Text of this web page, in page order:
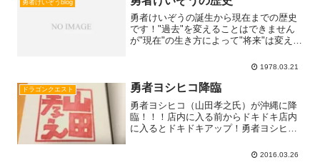
（守秘義務に抵触するRead more...
勇者けいぞうblog
勇者けいぞうの誕生から現在までの歴史
です！"過去"を変えることはできません
が"現在"の生き方によって"将来"は変える
にて誕生1990.03 人吉市立西瀬小学校
more...
1978.03.21
ドラゴンクエスト 勇者ヨシヒコ降臨
勇者ヨシヒコ（山田孝之氏）が沖縄に降
臨！！！店内に入る前からドキドキ店内
に入るとドキドキアップ！勇者ヨシヒコ
店の地下１階つまりダンジョン３００名
2016.03.26